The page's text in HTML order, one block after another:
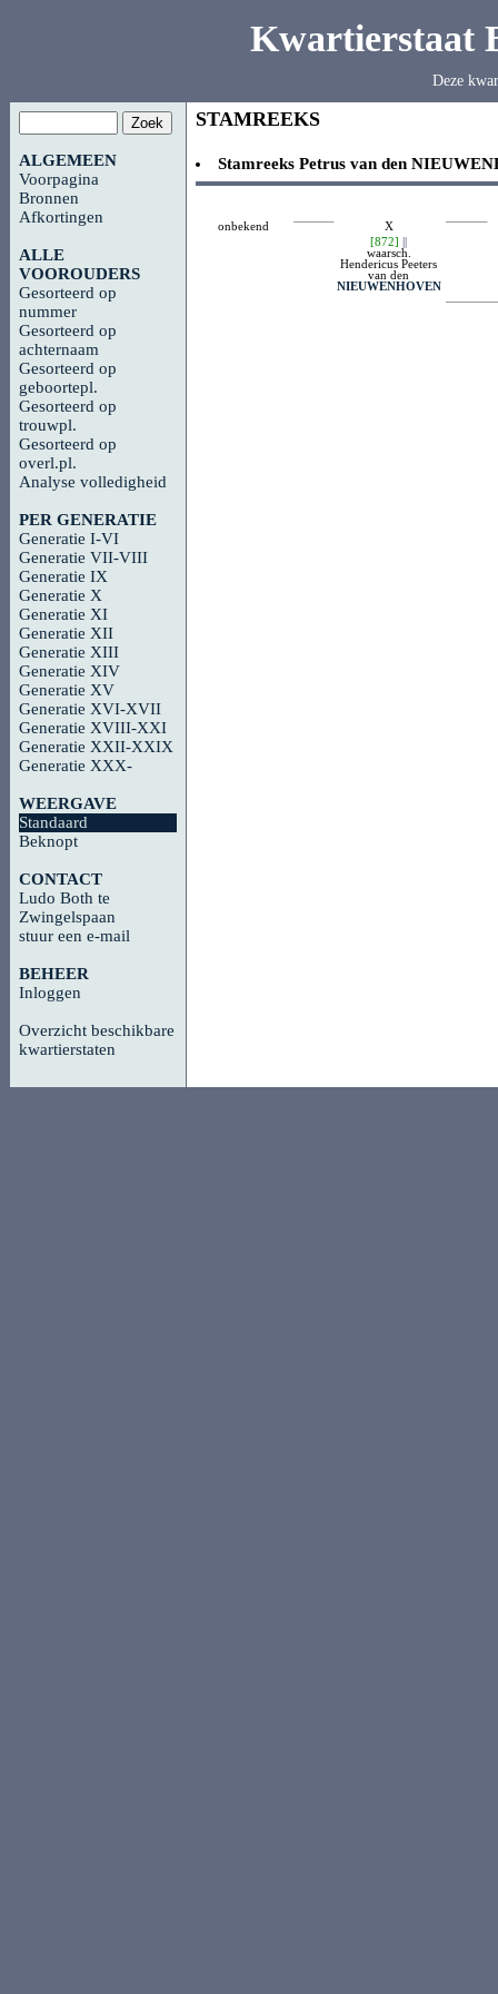
Kwartierstaat
Deze
ALGEMEEN
Voorpagina
Bronnen
Afkortingen
ALLE
VOOROUDERS
Gesorteerd op
nummer
Gesorteerd op
achternaam
Gesorteerd op
geboortepl.
Gesorteerd op
trouwpl.
Gesorteerd op
overl.pl.
Analyse volledigheid
PER GENERATIE
Generatie I-VI
Generatie VII-VIII
Generatie IX
Generatie X
Generatie XI
Generatie XII
Generatie XIII
Generatie XIV
Generatie XV
Generatie XVI-XVII
Generatie XVIII-XXI
Generatie XXII-XXIX
Generatie XXX-
WEERGAVE
Standaard
Beknopt
CONTACT
Ludo Both te
Zwingelspaan
stuur een e-mail
BEHEER
Inloggen
Overzicht beschikbare
kwartierstaten
STAMREEKS
Stamreeks Petrus van den
onbekend
X
[872] ||
waarsch.
Hendericus Peeters
van den
NIEUWENHOVEN